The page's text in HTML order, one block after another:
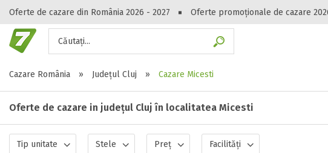
Oferte de cazare din România 2026 - 2027 Oferte promoționale de cazare
Căutați...
Gasești hoteluri,
Cazare România
» Județul Cluj » Cazare Micesti
Oferte de cazare in județul Cluj în localitatea Micesti
Tip unitate Stele Preț Facilități